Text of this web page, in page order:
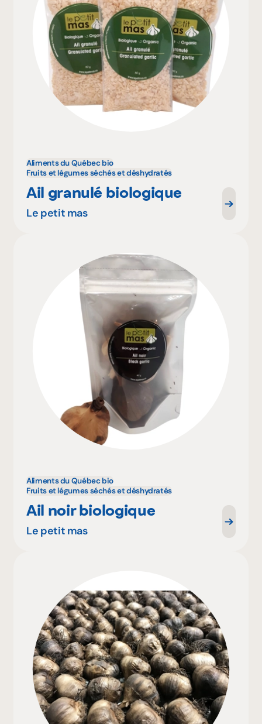
Aliments du Québec bio
Fruits et légumes séchés et déshydratés
Ail granulé biologique
Le petit mas
Aliments du Québec bio
Fruits et légumes séchés et déshydratés
Ail noir biologique
Le petit mas